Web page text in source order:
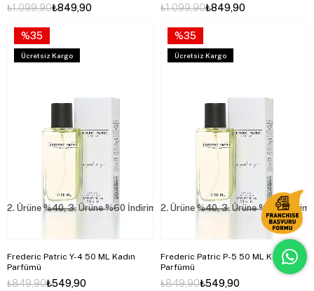
₺849,90
₺1.099,90 ₺849,90
₺1.099,90
Frederic Patric Y-4 50 ML Kadın
Parfümü
₺549,90
₺849,90
2. Ürüne %40, 3. Ürüne %60 İndirim
%35
Ücretsiz Kargo
Frederic Patric P-5 50 ML Kadın
Parfümü
₺549,90
₺849,90
2. Ürüne %40, 3. Ürüne %60 İndirim
%35
Ücretsiz Kargo